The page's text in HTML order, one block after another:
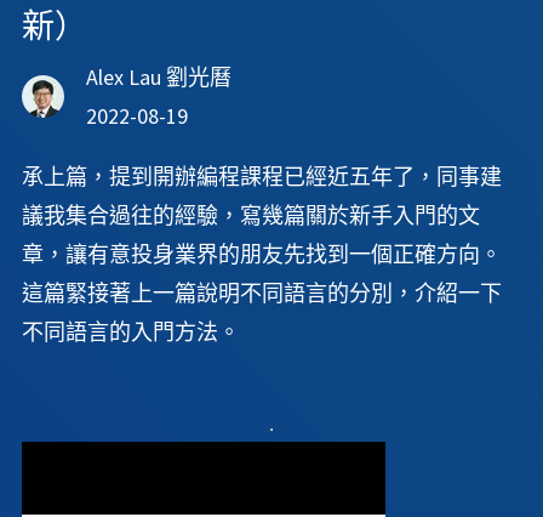
新）
Alex Lau 劉光曆
2022-08-19
承上篇，提到開辦編程課程已經近五年了，同事建
議我集合過往的經驗，寫幾篇關於新手入門的文
章，讓有意投身業界的朋友先找到一個正確方向。
這篇緊接著上一篇說明不同語言的分別，介紹一下
不同語言的入門方法。